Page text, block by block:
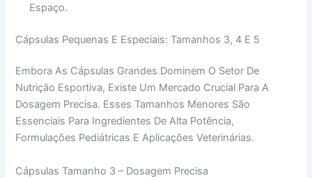
Espaço.
Cápsulas Pequenas E Especiais: Tamanhos 3, 4 E 5
Embora As Cápsulas Grandes Dominem O Setor De
Nutrição Esportiva, Existe Um Mercado Crucial Para A
Dosagem Precisa. Esses Tamanhos Menores São
Essenciais Para Ingredientes De Alta Potência,
Formulações Pediátricas E Aplicações Veterinárias.
Cápsulas Tamanho 3 – Dosagem Precisa